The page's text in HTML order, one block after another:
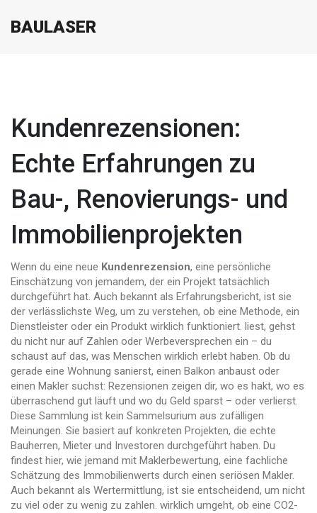
BAULASER
Kundenrezensionen:
Echte Erfahrungen zu
Bau-, Renovierungs- und
Immobilienprojekten
Wenn du eine neue Kundenrezension, eine persönliche
Einschätzung von jemandem, der ein Projekt tatsächlich
durchgeführt hat. Auch bekannt als Erfahrungsbericht, ist sie
der verlässlichste Weg, um zu verstehen, ob eine Methode, ein
Dienstleister oder ein Produkt wirklich funktioniert. liest, gehst
du nicht nur auf Zahlen oder Werbeversprechen ein – du
schaust auf das, was Menschen wirklich erlebt haben. Ob du
gerade eine Wohnung sanierst, einen Balkon anbaust oder
einen Makler suchst: Rezensionen zeigen dir, wo es hakt, wo es
überraschend gut läuft und wo du Geld sparst – oder verlierst.
Diese Sammlung ist kein Sammelsurium aus zufälligen
Meinungen. Sie basiert auf konkreten Projekten, die echte
Bauherren, Mieter und Investoren durchgeführt haben. Du
findest hier, wie jemand mit Maklerbewertung, eine fachliche
Schätzung des Immobilienwerts durch einen seriösen Makler.
Auch bekannt als Wertermittlung, ist sie entscheidend, um nicht
zu viel oder zu wenig zu zahlen. wirklich umgeht, ob eine CO2-